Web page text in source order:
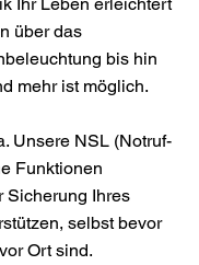
Ihr Leben erleichtert
über das
bis hin
mehr ist möglich.
Unsere NSL (Notruf-
Funktionen
Sicherung Ihres
selbst bevor
Ort sind.